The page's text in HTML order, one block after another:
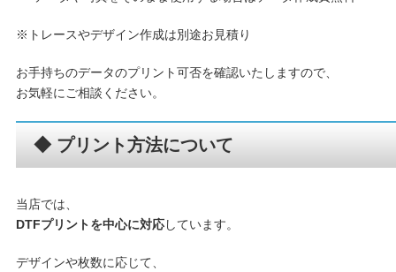
※トレースやデザイン作成は別途お見積り
お手持ちのデータのプリント可否を確認いたしますので、
お気軽にご相談ください。
◆ プリント方法について
当店では、
DTFプリントを中心に対応しています。
デザインや枚数に応じて、